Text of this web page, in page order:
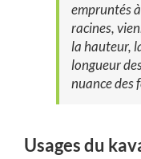
empruntés
racines,
la hauteur,
longueur
nuancedes
Usages du